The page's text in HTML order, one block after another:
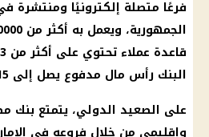
فرعًا متصلة إلكترونيًا ومنتشرة
البنك رأس مال مدفوع يصل إلى 15 مليار جنيه مصري.
على الصعيد الدولي، يتمتع بنك